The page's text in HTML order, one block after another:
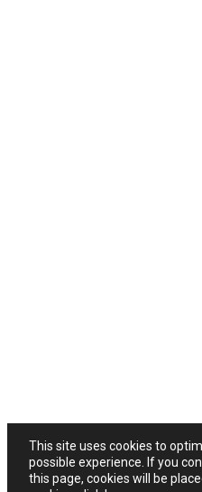
This site uses cookies to
possible experience. If you
this page, cookies will be